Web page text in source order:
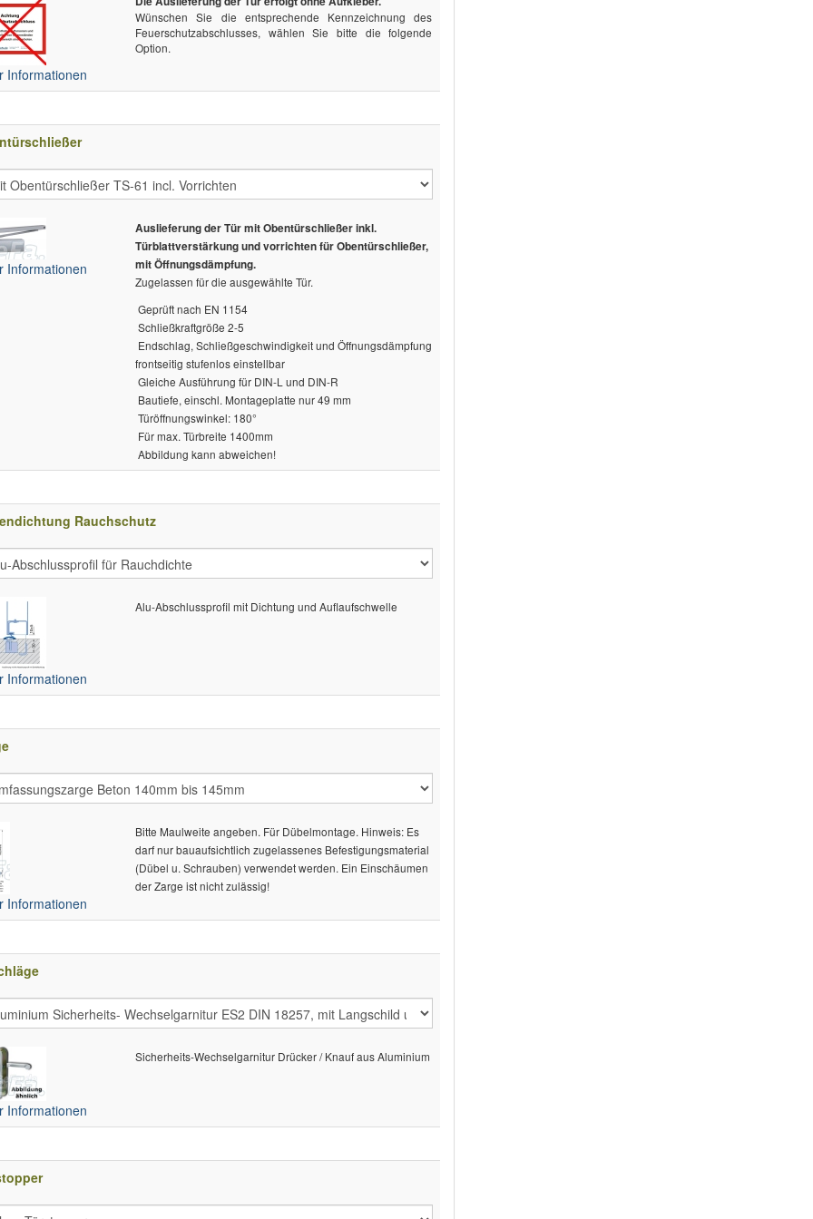
Informationen
Wünschen Sie die entsprechende Kennzeichnung des
Feuerschutzabschlusses, wählen Sie bitte die folgende
Option.
Informationen
Auslieferung der Tür mit Obentürschließer inkl.
Türblattverstärkung und vorrichten für Obentürschließer,
mit Öffnungsdämpfung.
Zugelassen für die ausgewählte Tür.
 Geprüft nach EN 1154
 Schließkraftgröße 2-5
 Endschlag, Schließgeschwindigkeit und Öffnungsdämpfung
frontseitig stufenlos einstellbar
 Gleiche Ausführung für DIN-L und DIN-R
 Bautiefe, einschl. Montageplatte nur 49 mm
 Türöffnungswinkel: 180°
 Für max. Türbreite 1400mm
 Abbildung kann abweichen!
Rauchschutz
Informationen
Alu-Abschlussprofil mit Dichtung und Auflaufschwelle
Informationen
Bitte Maulweite angeben. Für Dübelmontage. Hinweis: Es
darf nur bauaufsichtlich zugelassenes Befestigungsmaterial
(Dübel u. Schrauben) verwendet werden. Ein Einschäumen
der Zarge ist nicht zulässig!
Informationen
Sicherheits-Wechselgarnitur Drücker / Knauf aus Aluminium